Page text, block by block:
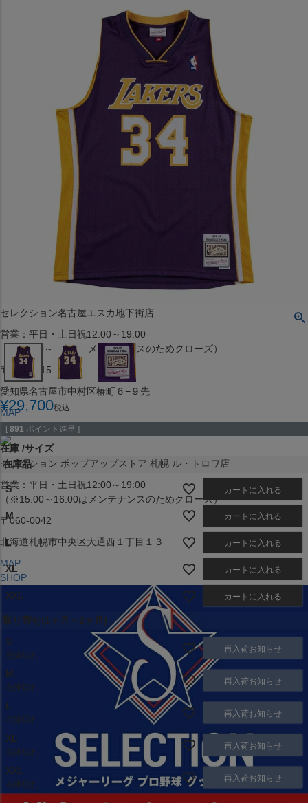
営業：平日・土日祝12:00～19:00
大阪府大阪市中央区西心斎橋1丁目6番14号
営業：土・日・祝日のみ 12:00-18:00
東京都千代田区神田三崎町２丁目２２−１ 1F
セレクション名古屋エスカ地下街店
営業：平日・土日祝12:00～19:00
（※15:00～16:00はメンテナンスのためクローズ）
〒453-0015
愛知県名古屋市中村区椿町６−９先
MAP
SHOP
セレクション ポップアップストア 札幌 ル・トロワ店
営業：平日・土日祝12:00～19:00
（※15:00～16:00はメンテナンスのためクローズ）
〒060-0042
北海道札幌市中央区大通西１丁目１３
MAP
SHOP
¥29,700税込
[ 891 ポイント進呈 ]
在庫 サイズ
在庫品
S カートに入れる
M カートに入れる
L カートに入れる
XL カートに入れる
XXL カートに入れる
取り寄せ(1ヶ月～2ヶ月)
S
在庫切れ
再入荷お知らせ
M
在庫切れ
再入荷お知らせ
L
在庫切れ
再入荷お知らせ
XL
在庫切れ
再入荷お知らせ
XXL
在庫切れ
再入荷お知らせ